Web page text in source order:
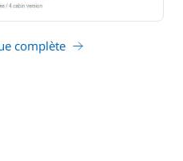
complète